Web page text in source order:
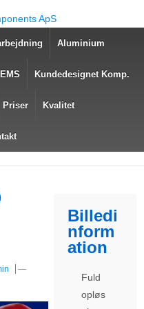
Aluminium
Kundedesignet Komp.
Priser Kvalitet
—
Billedi
nform
ation
Fuld
opløs